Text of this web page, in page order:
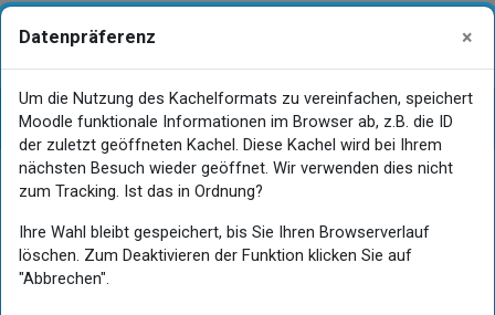
Zum Hauptinhalt
Anmelden
6. BMHS-Fachtag: Einsatzszenarien von
KI im Sprachbewussten Fachunterricht
(Nachlese)
Hauptinhaltsblöcke
Kursindex öffnen
Datenpräferenz ×
Um die Nutzung des Kachelformats zu vereinfachen, speichert
Moodle funktionale Informationen im Browser ab, z.B. die ID
der zuletzt geöffneten Kachel. Diese Kachel wird bei Ihrem
nächsten Besuch wieder geöffnet. Wir verwenden dies nicht
zum Tracking. Ist das in Ordnung?
Ihre Wahl bleibt gespeichert, bis Sie Ihren Browserverlauf
löschen. Zum Deaktivieren der Funktion klicken Sie auf
"Abbrechen".